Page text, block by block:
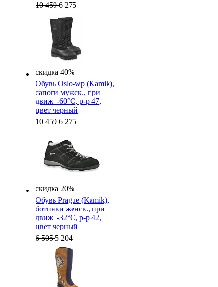
10 4596 275
скидка 40%
Обувь Oslo-wp (Kamik),
cапоги мужск., при
движ. -60°C, р-р 47,
цвет черный
10 4596 275
скидка 20%
Обувь Prague (Kamik),
ботинки женск., при
движ. -32°C, р-р 42,
цвет черный
6 5055 204